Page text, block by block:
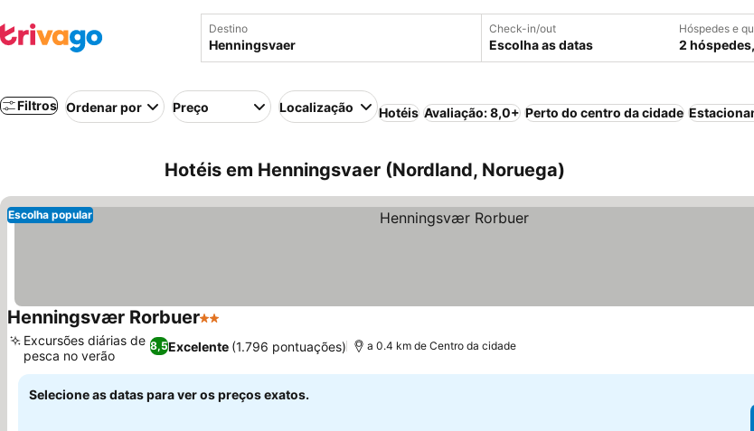
Destino Check-in/out
Escolha as datas
Hóspedes e
2
Filtros Ordenar por Preço Localização Hotéis Avaliação: 8,0+ Perto do centro da cidade
Hotéis em Henningsvaer (Nordland, Noruega)
Escolha popular
Henningsvær Rorbuer2 Estrelas
8,5Excelente (1.796 pontuações)
Excursões diárias de
pesca no verão
a 0.4 km de Centro da cidade
Selecione as datas para ver os preços exatos.